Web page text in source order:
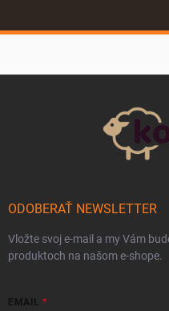
ODOBERAŤ NEWSLETTER
Vložte svoj e-mail a my Vám
produktoch na našom e-shope.
EMAIL